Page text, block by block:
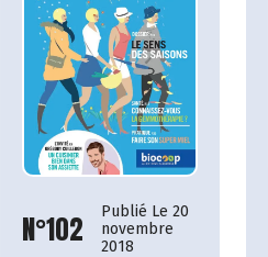
N°102
Publié Le 20
novembre
2018